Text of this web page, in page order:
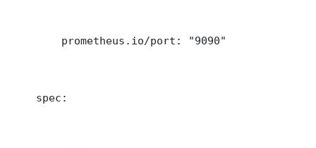
        prometheus.io/port: "9090"
    spec: